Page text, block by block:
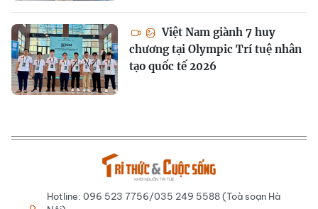
Việt Nam giành 7 huy
chương tại Olympic Trí tuệ nhân
tạo quốc tế 2026
Hotline: 096 523 7756/035 249 5588 (Toà soạn Hà